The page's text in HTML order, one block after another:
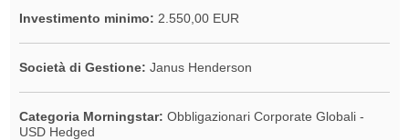
Investimento minimo: 2.550,00 EUR
Società di Gestione: Janus Henderson
Categoria Morningstar: Obbligazionari Corporate Globali -
USD Hedged